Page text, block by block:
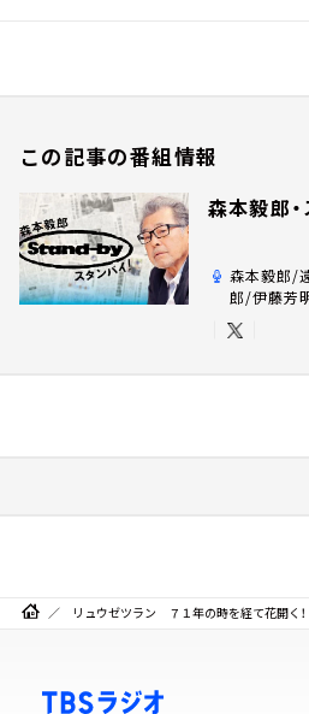
この記事の番組情報
森本毅郎・
森本毅郎/
郎/伊藤芳
リュウゼツラン ７１年の時を経て花開く！